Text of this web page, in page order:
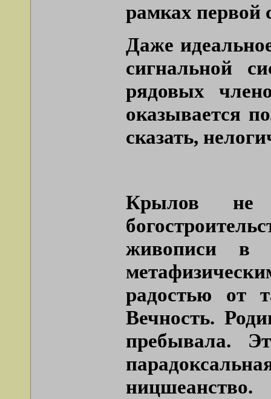
рамках первой
Даже
сигнальной
рядовых
оказывается
сказать,
Крылов не
живописи в
радостью от
Вечность.
пребывала.
ницшеанство.